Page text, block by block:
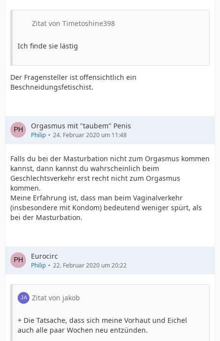
Zitat von Timetoshine398
Ich finde sie lästig
Der Fragensteller ist offensichtlich ein
Beschneidungsfetischist.
Orgasmus mit "taubem" Penis
Philip 24. Februar 2020 um 11:48
Falls du bei der Masturbation nicht zum Orgasmus kommen
kannst, dann kannst du wahrscheinlich beim
Geschlechtsverkehr erst recht nicht zum Orgasmus
kommen.
Meine Erfahrung ist, dass man beim Vaginalverkehr
(insbesondere mit Kondom) bedeutend weniger spürt, als
bei der Masturbation.
Eurocirc
Philip 22. Februar 2020 um 20:22
Zitat von jakob
+ Die Tatsache, dass sich meine Vorhaut und Eichel
auch alle paar Wochen neu entzünden.